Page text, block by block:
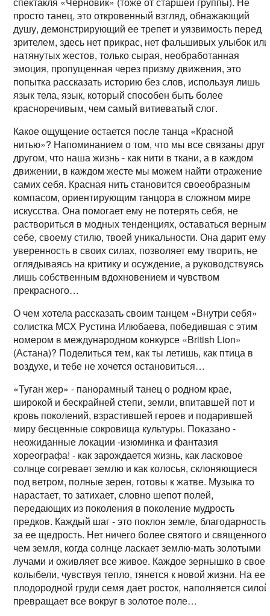
просто танец, это откровенный взгляд, обнажающий
душу, демонстрирующий ее трепет и уязвимость перед
зрителем, здесь нет прикрас, нет фальшивых улыбок или
натянутых жестов, только сырая, необработанная
эмоция, пропущенная через призму движения, это
попытка рассказать историю без слов, используя лишь
язык тела, язык, который способен быть более
красноречивым, чем самый витиеватый слог.
Какое ощущение остается после танца «Красной
нитью»? Напоминанием о том, что мы все связаны друг
другом, что наша жизнь - как нити в ткани, а в каждом
движении, в каждом жесте мы можем найти отражение
самих себя. Красная нить становится своеобразным
компасом, ориентирующим танцора в сложном мире
искусства. Она помогает ему не потерять себя, не
раствориться в модных тенденциях, оставаться верным
себе, своему стилю, твоей уникальности. Она дарит ему
уверенность в своих силах, позволяет ему творить, не
оглядываясь на критику и осуждение, а руководствуясь
лишь собственным вдохновением и чувством
прекрасного…
О чем хотела рассказать своим танцем «Внутри себя»
солистка МСХ Рустина Илюбаева, победившая с этим
номером в международном конкурсе «British Lion»
(Астана)? Поделиться тем, как ты летишь, как птица в
воздухе, и тебе не хочется остановиться…
«Туған жер» - панорамный танец о родном крае,
широкой и бескрайней степи, земли, впитавшей пот и
кровь поколений, взрастившей героев и подарившей
миру бесценные сокровища культуры. Показано -
неожиданные локации -изюминка и фантазия
хореографа! - как зарождается жизнь, как ласковое
солнце согревает землю и как колосья, склоняющиеся
под ветром, полные зерен, готовы к жатве. Музыка то
нарастает, то затихает, словно шепот полей,
передающих из поколения в поколение мудрость
предков. Каждый шаг - это поклон земле, благодарность
за ее щедрость. Нет ничего более святого и священного,
чем земля, когда солнце ласкает землю-мать золотыми
лучами и оживляет все живое. Каждое зернышко в
колыбели, чувствуя тепло, тянется к новой жизни. На ее
плодородной груди семя дает росток, наполняется
превращает все вокруг в золотое поле…